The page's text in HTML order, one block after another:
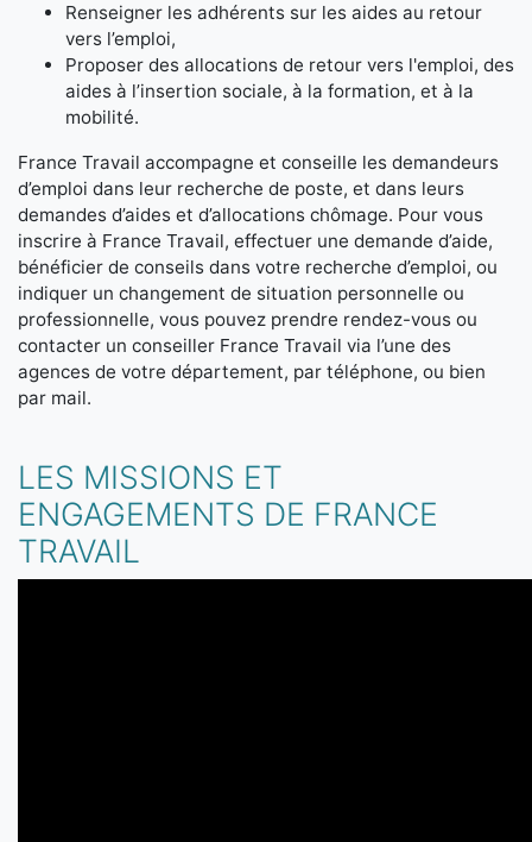
Renseigner les adhérents sur les aides au retour
vers l’emploi,
Proposer des allocations de retour vers l'emploi, des
aides à l’insertion sociale, à la formation, et à la
mobilité.
France Travail accompagne et conseille les demandeurs
d’emploi dans leur recherche de poste, et dans leurs
demandes d’aides et d’allocations chômage. Pour vous
inscrire à France Travail, effectuer une demande d’aide,
bénéficier de conseils dans votre recherche d’emploi, ou
indiquer un changement de situation personnelle ou
professionnelle, vous pouvez prendre rendez-vous ou
contacter un conseiller France Travail via l’une des
agences de votre département, par téléphone, ou bien
par mail.
LES MISSIONS ET
ENGAGEMENTS DE FRANCE
TRAVAIL